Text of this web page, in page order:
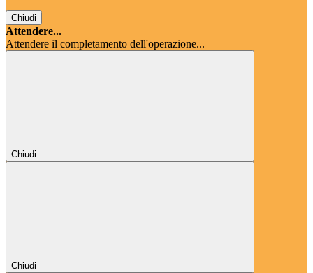
Chiudi
Attendere...
Attendere il completamento dell'operazione...
Chiudi
Chiudi